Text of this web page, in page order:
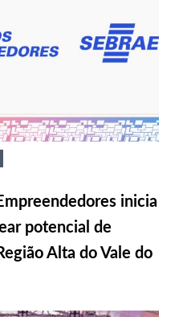
inicia
potencial de
Alta do Vale do